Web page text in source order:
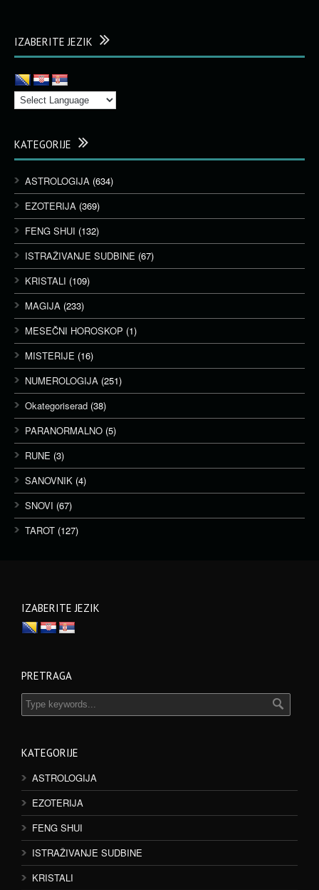
IZABERITE JEZIK
KATEGORIJE
ASTROLOGIJA (634)
EZOTERIJA (369)
FENG SHUI (132)
ISTRAŽIVANJE SUDBINE (67)
KRISTALI (109)
MAGIJA (233)
MESEČNI HOROSKOP (1)
MISTERIJE (16)
NUMEROLOGIJA (251)
Okategoriserad (38)
PARANORMALNO (5)
RUNE (3)
SANOVNIK (4)
SNOVI (67)
TAROT (127)
IZABERITE JEZIK
PRETRAGA
KATEGORIJE
ASTROLOGIJA
EZOTERIJA
FENG SHUI
ISTRAŽIVANJE SUDBINE
KRISTALI